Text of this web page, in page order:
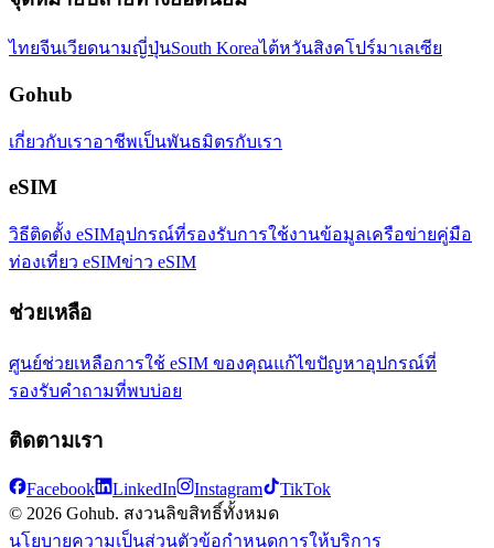
ไทยจีนเวียดนามญี่ปุ่นSouth Koreaไต้หวันสิงคโปร์มาเลเซีย
Gohub
เกี่ยวกับเราอาชีพเป็นพันธมิตรกับเรา
eSIM
วิธีติดตั้ง eSIMอุปกรณ์ที่รองรับการใช้งานข้อมูลเครือข่ายคู่มือ
ท่องเที่ยว eSIMข่าว eSIM
ช่วยเหลือ
ศูนย์ช่วยเหลือการใช้ eSIM ของคุณแก้ไขปัญหาอุปกรณ์ที่
รองรับคำถามที่พบบ่อย
ติดตามเรา
Facebook LinkedIn Instagram
TikTok
© 2026 Gohub. สงวนลิขสิทธิ์ทั้งหมด
นโยบายความเป็นส่วนตัวข้อกำหนดการให้บริการ